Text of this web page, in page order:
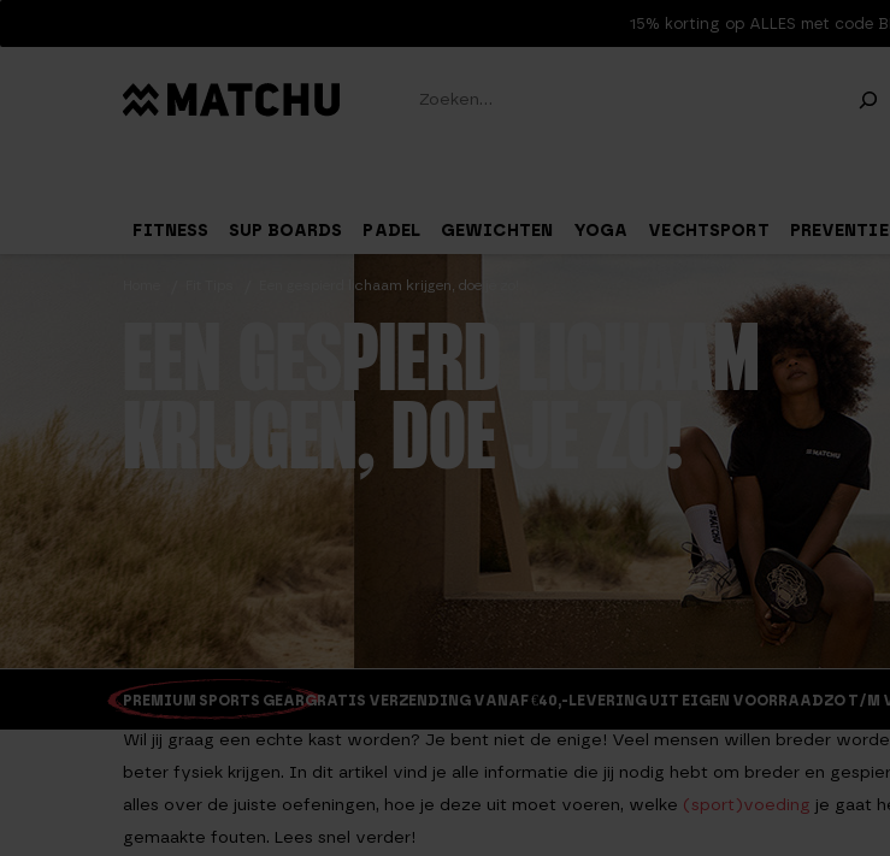
15% korting op ALLES met code
FITNESS SUP BOARDS PADEL GEWICHTEN YOGA VECHTSPORT PREVENTIE
Een gespierd lichaam krijgen, doe je zo!
EEN GESPIERD LICHAAM
KRIJGEN, DOE JE ZO!
PREMIUM SPORTS GEARGRATIS VERZENDING VANAF €40,- LEVERING UIT EIGEN VOORRAADZO T/M
Wil jij graag een echte kast worden? Je bent niet de enige! Veel mensen willen breder
beter fysiek krijgen. In dit artikel vind je alle informatie die jij nodig hebt om breder en
alles over de juiste oefeningen, hoe je deze uit moet voeren, welke (sport)voeding je gaat
gemaakte fouten. Lees snel verder!